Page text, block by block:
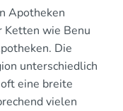
Apotheken
Ketten wie Benu
Die
unterschiedlich
eine breite
vielen